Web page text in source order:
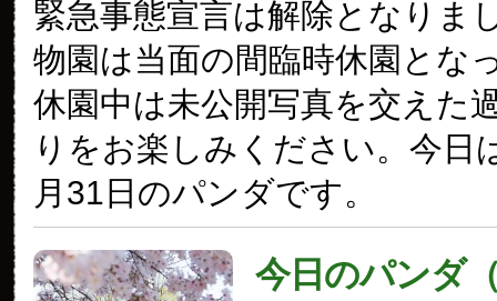
緊急事態宣言は解除となりま
物園は当面の間臨時休園とな
休園中は未公開写真を交えた
りをお楽しみください。今日
月31日のパンダです。
今日のパンダ